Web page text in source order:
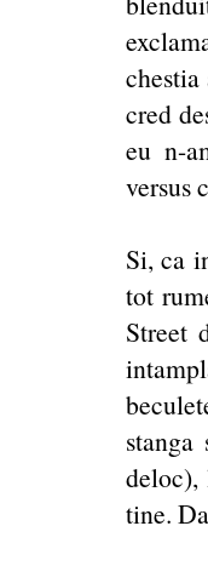
cred
eu n-
versus
Si, ca
tot
Street
deloc),
tine.